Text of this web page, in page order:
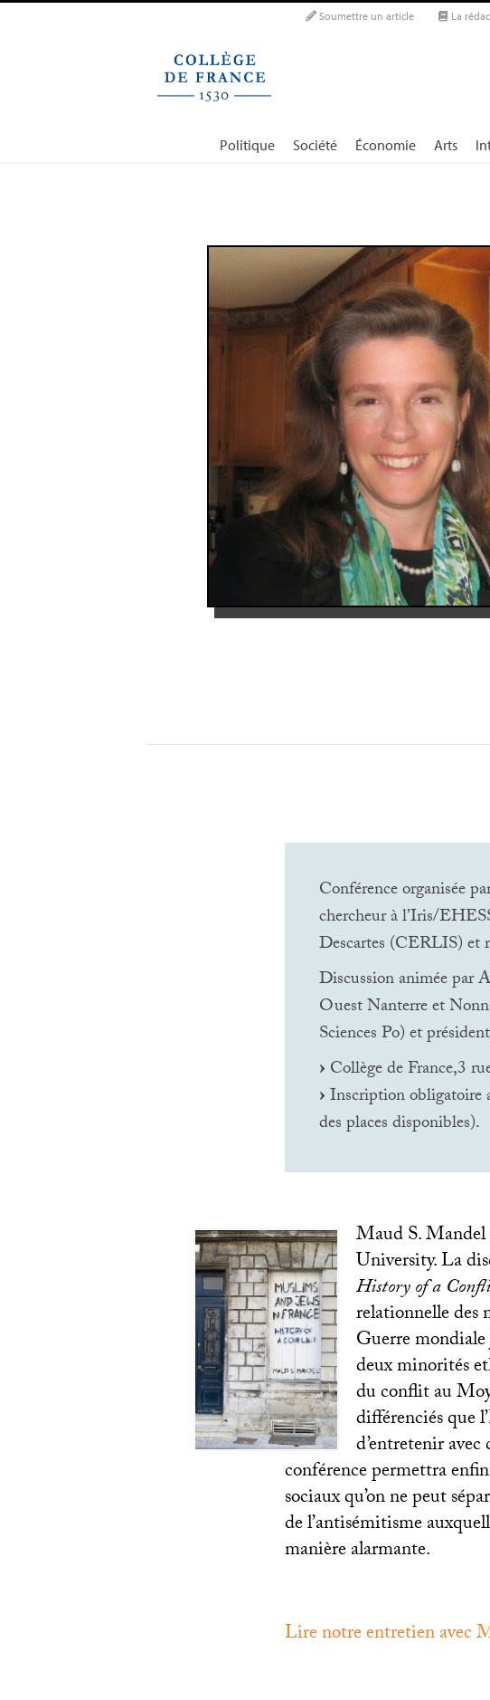
Soumettre un article La
Politique Société Économie Arts
Conférence organisée
chercheur à l’Iris/
Descartes (CERLIS) et
Discussion animée par
Ouest Nanterre et
Sciences Po) et
Collège de France,3
Inscription obligatoire
des places disponibles).
Maud S. Mandel
University. La
History of a
relationnelle des
Guerre mondiale
deux minorités
du conflit au
différenciés que
d’entretenir
conférence permettra
sociaux qu’on ne peut
de l’antisémitisme
manière alarmante.
Lire notre entretien avec